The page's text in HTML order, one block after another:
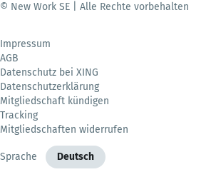
© New Work SE | Alle Rechte vorbehalten
Impressum
AGB
Datenschutz bei XING
Datenschutzerklärung
Mitgliedschaft kündigen
Tracking
Mitgliedschaften widerrufen
Sprache Deutsch